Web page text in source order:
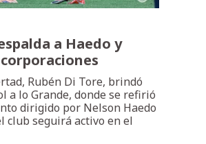
a Haedo y
Rubén Di Tore, brindó
a lo Grande, donde se refirió
dirigido por Nelson Haedo
club seguirá activo en el